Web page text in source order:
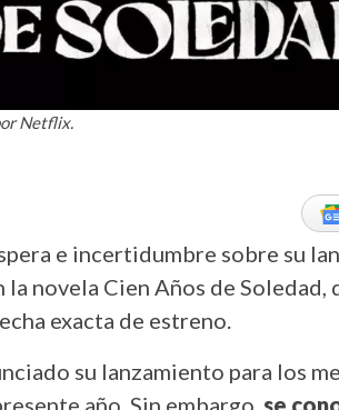
Netflix.
e incertidumbre sobre su
la novela Cien Años de Soledad,
exacta de estreno.
su lanzamiento para los
año. Sin embargo, se